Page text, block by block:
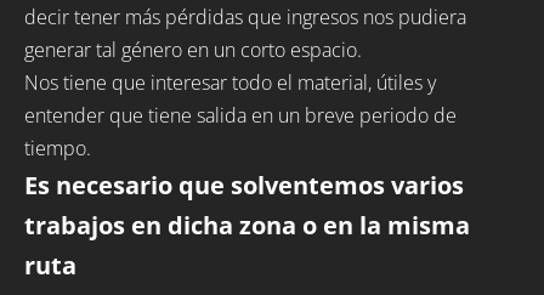
decir tener más pérdidas que ingresos nos pudiera
generar tal género en un corto espacio.
Nos tiene que interesar todo el material, útiles y
entender que tiene salida en un breve periodo de
tiempo.
Es necesario que solventemos varios
trabajos en dicha zona o en la misma
ruta